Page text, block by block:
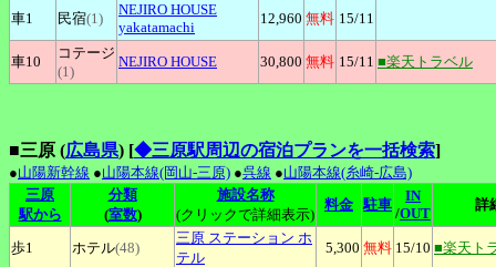
車1
民宿(1)
NEJIRO HOUSE
yakatamachi
12,960 無料 15/11
車10
コテージ
(1)
NEJIRO HOUSE 30,800 無料 15/11 ■楽天トラベル
■三原 (広島県) [◆三原駅周辺の宿泊プランを一括検索]
●山陽新幹線 ●山陽本線(岡山-三原) ●呉線 ●山陽本線(糸崎-広島)
三原
駅から
分類
(室数)
施設名称
(クリックで詳細表示)
料金 駐車
IN
/OUT
詳
歩1 ホテル(48)
三原 ステーション ホ
テル
5,300 無料 15/10 ■楽天ト